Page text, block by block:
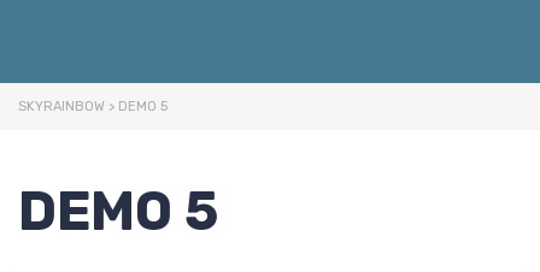
SKYRAINBOW > DEMO 5
DEMO 5